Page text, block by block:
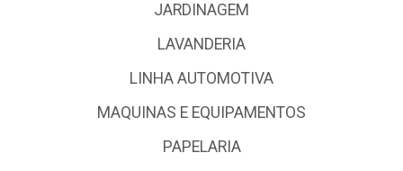
JARDINAGEM
LAVANDERIA
LINHA AUTOMOTIVA
MAQUINAS E EQUIPAMENTOS
PAPELARIA